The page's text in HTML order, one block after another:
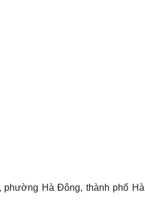
phường Hà Đông, thành phố Hà